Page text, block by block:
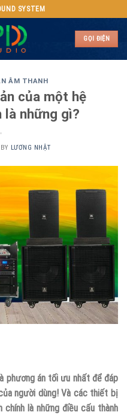
SYSTEM
GỌI ĐIỆN
ÂM THANH
của một hệ
là những gì?
BY LƯƠNG NHẬT
phương án tối ưu nhất để đáp
người dùng! Và các thiết bị
là những điều cấu thành